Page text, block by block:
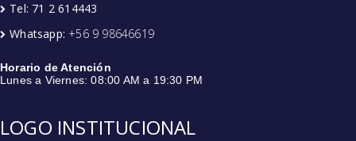
Tel: 71 2 614443
Whatsapp: +56 9 98646619
Horario de Atención
Lunes a Viernes: 08:00 AM a 19:30 PM
LOGO INSTITUCIONAL